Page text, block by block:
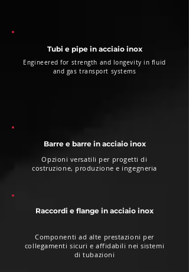
Tubi e pipe in acciaio inox
Engineered for strength and longevity in fluid
and gas transport systems
Barre e barre in acciaio inox
Opzioni versatili per progetti di
costruzione, produzione e ingegneria
Raccordi e flange in acciaio inox
Componenti ad alte prestazioni per
collegamenti sicuri e affidabili nei sistemi
di tubazioni